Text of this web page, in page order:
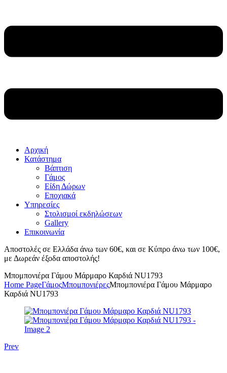
Αρχική
Κατάστημα
Βάπτιση
Γάμος
Είδη Δώρων
Εποχιακά
Υπηρεσίες
Στολισμοί εκδηλώσεων
Gallery
Επικοινωνία
Αποστολές σε Ελλάδα άνω των 60€, και σε Κύπρο άνω των 100€,
με Δωρεάν έξοδα αποστολής!
Μπομπονιέρα Γάμου Μάρμαρο Καρδιά NU1793
Home PageΓάμοςΜπομπονιέρεςΜπομπονιέρα Γάμου Μάρμαρο
Καρδιά NU1793
Prev